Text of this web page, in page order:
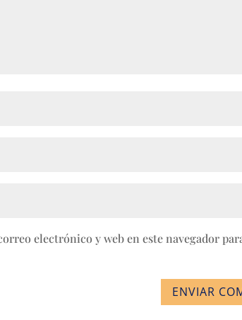
electrónico y web en este navegador
ENVIAR